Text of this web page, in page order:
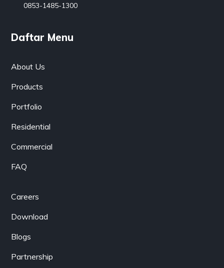
0853-1485-1300
Daftar Menu
About Us
Products
Portfolio
Residential
Commercial
FAQ
Careers
Download
Blogs
Partnership